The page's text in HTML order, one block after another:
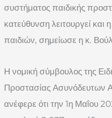
συστήματος παιδικής
κατεύθυνση λειτουργεί
παιδιών, σημείωσε η κ.
Η νομική σύμβουλος της
Προστασίας Ασυνόδευτων
ανέφερε ότι την 1η Μαΐου